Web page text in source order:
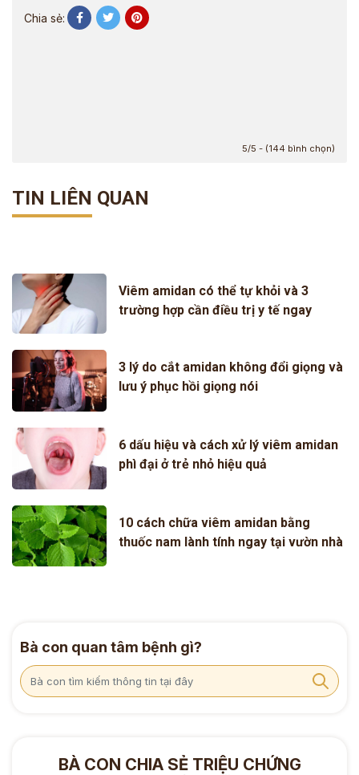
Chia sẻ:
5/5 - (144 bình chọn)
TIN LIÊN QUAN
Viêm amidan có thể tự khỏi và 3
trường hợp cần điều trị y tế ngay
3 lý do cắt amidan không đổi giọng và
lưu ý phục hồi giọng nói
6 dấu hiệu và cách xử lý viêm amidan
phì đại ở trẻ nhỏ hiệu quả
10 cách chữa viêm amidan bằng
thuốc nam lành tính ngay tại vườn nhà
Bà con quan tâm bệnh gì?
BÀ CON CHIA SẺ TRIỆU CHỨNG